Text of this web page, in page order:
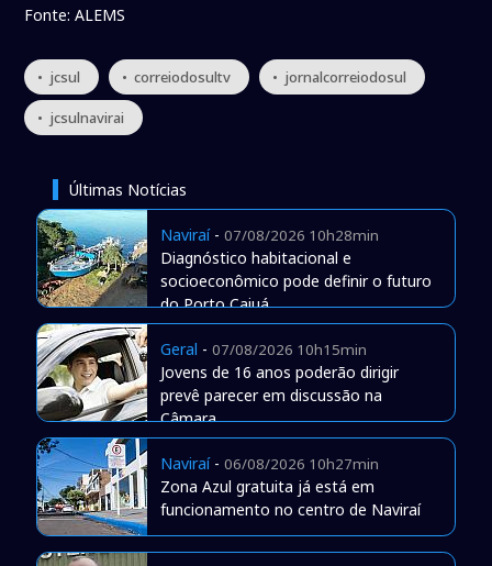
Fonte: ALEMS
• jcsul • correiodosultv • jornalcorreiodosul
• jcsulnavirai
Últimas Notícias
Naviraí- 07/08/2026 10h28min
Diagnóstico habitacional e
socioeconômico pode definir o futuro
do Porto Caiuá
Geral - 07/08/2026 10h15min
Jovens de 16 anos poderão dirigir
prevê parecer em discussão na
Câmara
Naviraí- 06/08/2026 10h27min
Zona Azul gratuita já está em
funcionamento no centro de Naviraí